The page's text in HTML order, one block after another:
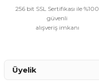
256 bit SSL Sertifikası ile %100
güvenli
alışveriş imkanı
Üyelik